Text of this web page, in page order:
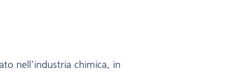
nell’industria chimica, in